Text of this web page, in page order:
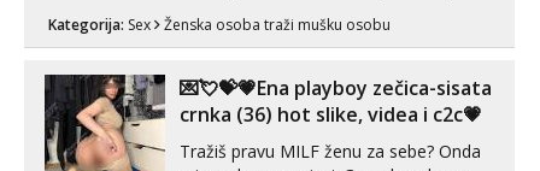
Kategorija: Sex Ženska osoba traži mušku osobu
💌💘💝💗Ena playboy zečica-sisata
crnka (36) hot slike, videa i c2c💗
Tražiš pravu MILF ženu za sebe? Onda